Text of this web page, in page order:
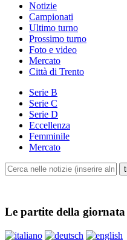
Notizie
Campionati
Ultimo turno
Prossimo turno
Foto e video
Mercato
Città di Trento
Serie B
Serie C
Serie D
Eccellenza
Femminile
Mercato
Le partite della giornata